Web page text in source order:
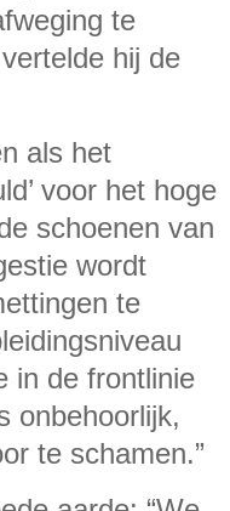
te
hij de
als het
voor het hoge
schoenen van
wordt
te
in de frontlinie
onbehoorlijk,
te schamen.”